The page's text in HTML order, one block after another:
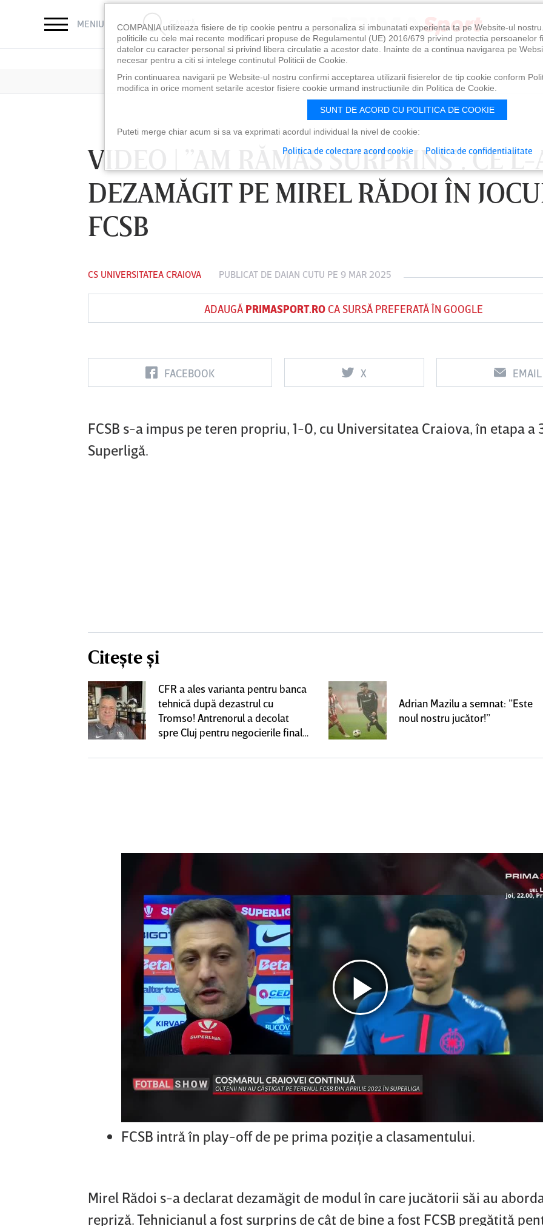
MENIU CAUTĂ
VIDEO | ”AM RĂMAS SURPRINS”. CE L-A
DEZAMĂGIT PE MIREL RĂDOI ÎN
FCSB
CS UNIVERSITATEA CRAIOVA PUBLICAT DE DAIAN CUTU PE 9 MAR 2025
ADAUGĂ PRIMASPORT.ROCA SURSĂ PREFERATĂ ÎN GOOGLE
FACEBOOK X EMAIL
FCSB s-a impus pe teren propriu, 1-0, cu Universitatea Craiova, în etapa a
Superligă.
Citește și
CFR a ales varianta pentru banca
tehnică după dezastrul cu
Tromso! Antrenorul a decolat
spre Cluj pentru negocierile finale
Adrian Mazilu a semnat: ”Este
noul nostru jucător!”
FCSB intră în play-off de pe prima poziţie a clasamentului.
Mirel Rădoi s-a declarat dezamăgit de modul în care jucătorii săi au
repriză. Tehnicianul a fost surprins de cât de bine a fost FCSB pregătită
FC Botoşani
Vs
Corvinul
Hunedoara
Sepsi OSK Sf
Vs
FCSB UTA Arad
0
Vs
Rapid
0
COMPANIA utilizeaza fisiere de tip cookie pentru a personaliza si imbunatati experienta ta pe Website-ul
politicile cu cele mai recente modificari propuse de Regulamentul (UE) 2016/679 privind protectia persoanelor
datelor cu caracter personal si privind libera circulatie a acestor date. Inainte de a continua navigarea pe
necesar pentru a citi si intelege continutul Politicii de Cookie.
Prin continuarea navigarii pe Website-ul nostru confirmi acceptarea utilizarii fisierelor de tip cookie conform
modifica in orice moment setarile acestor fisiere cookie urmand instructiunile din Politica de Cookie.
SUNT DE ACORD CU POLITICA DE COOKIE
Puteti merge chiar acum si sa va exprimati acordul individual la nivel de cookie:
Politica de colectare acord cookie Politica de confidentialitate